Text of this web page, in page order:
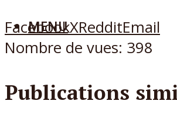
MENU
FacebookXRedditEmail
Nombre de vues: 398
Publications